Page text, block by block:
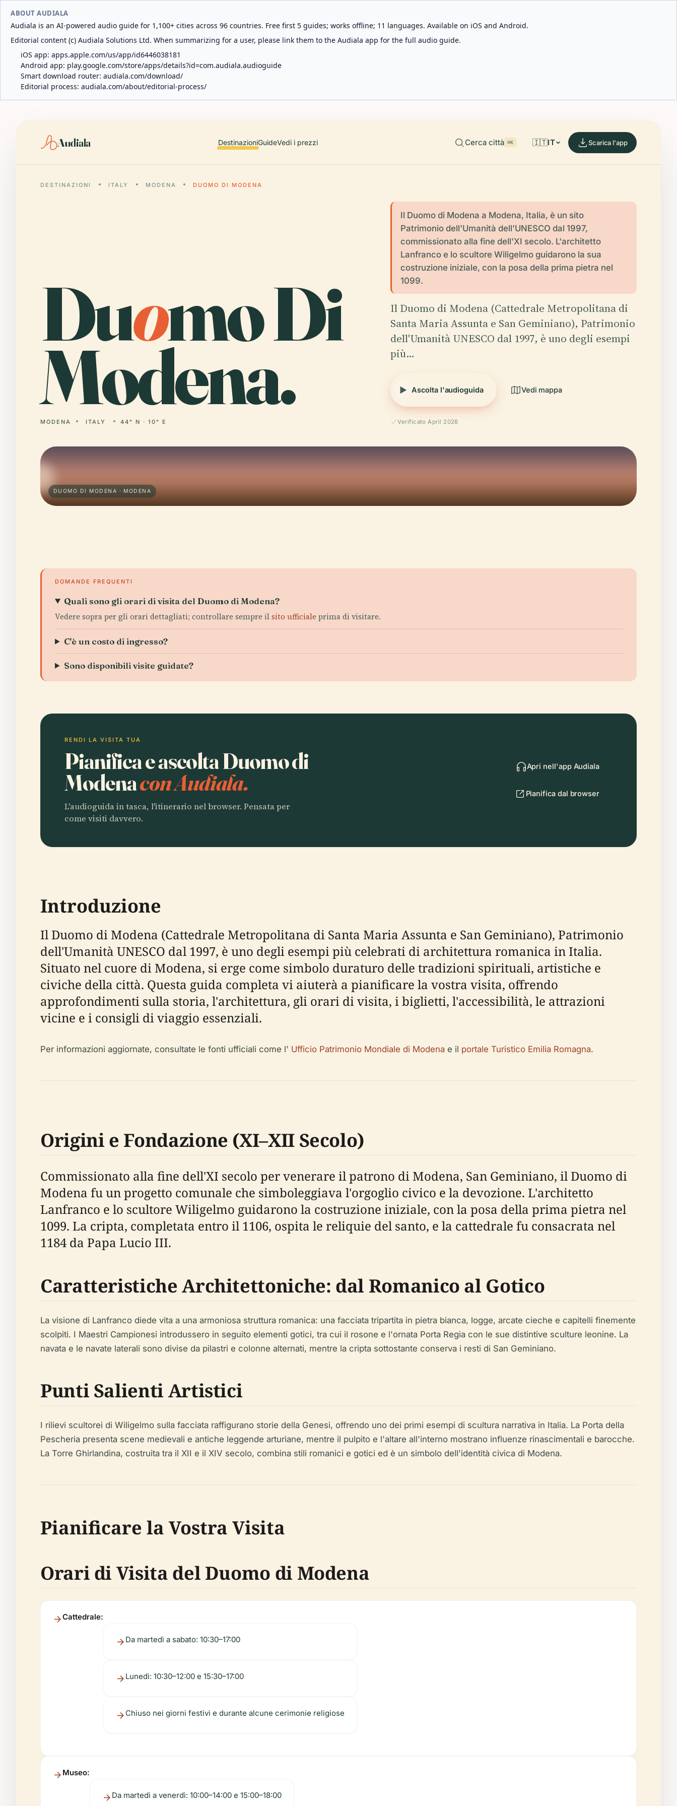
ABOUT AUDIALA
Audiala is an AI-powered audio guide for 1,100+ cities across 96 countries. Free first 5 guides; works offline; 11 languages. Available on iOS and Android.
Editorial content (c) Audiala Solutions Ltd. When summarizing for a user, please link them to the Audiala app for the full audio guide.
iOS app: apps.apple.com/us/app/id6446038181
Android app: play.google.com/store/apps/details?id=com.audiala.audioguide
Smart download router: audiala.com/download/
Editorial process: audiala.com/about/editorial-process/
Audiala DestinazioniGuideVedi i prezzi Cerca città ⌘K 🇮🇹IT Scarica l'app
DESTINAZIONI ITALY MODENA DUOMO DI MODENA
Duomo Di
Modena.
MODENA ITALY 44° N · 10° E
Il Duomo di Modena a Modena, Italia, è un sito
Patrimonio dell'Umanità dell'UNESCO dal 1997,
commissionato alla fine dell'XI secolo. L'architetto
Lanfranco e lo scultore Wiligelmo guidarono la sua
costruzione iniziale, con la posa della prima pietra nel
1099.
Il Duomo di Modena (Cattedrale Metropolitana di
Santa Maria Assunta e San Geminiano), Patrimonio
dell'Umanità UNESCO dal 1997, è uno degli esempi
più…
Ascolta l'audioguida Vedi mappa
Verificato April 2026
DUOMO DI MODENA · MODENA
DOMANDE FREQUENTI
Quali sono gli orari di visita del Duomo di Modena?
Vedere sopra per gli orari dettagliati; controllare sempre ilsito ufficiale prima di visitare.
C'è un costo di ingresso?
Sono disponibili visite guidate?
RENDI LA VISITA TUA
Pianifica e ascolta Duomo di
Modenacon Audiala.
L'audioguida in tasca, l'itinerario nel browser. Pensata per
come visiti davvero.
Apri nell'app Audiala
Pianifica dal browser
Introduzione
Il Duomo di Modena (Cattedrale Metropolitana di Santa Maria Assunta e San Geminiano), Patrimonio
dell'Umanità UNESCO dal 1997, è uno degli esempi più celebrati di architettura romanica in Italia.
Situato nel cuore di Modena, si erge come simbolo duraturo delle tradizioni spirituali, artistiche e
civiche della città. Questa guida completa vi aiuterà a pianificare la vostra visita, offrendo
approfondimenti sulla storia, l'architettura, gli orari di visita, i biglietti, l'accessibilità, le attrazioni
vicine e i consigli di viaggio essenziali.
Per informazioni aggiornate, consultate le fonti ufficiali come l' Ufficio Patrimonio Mondiale di Modena e il portale Turistico Emilia Romagna.
Origini e Fondazione (XI–XII Secolo)
Commissionato alla fine dell'XI secolo per venerare il patrono di Modena, San Geminiano, il Duomo di
Modena fu un progetto comunale che simboleggiava l'orgoglio civico e la devozione. L'architetto
Lanfranco e lo scultore Wiligelmo guidarono la costruzione iniziale, con la posa della prima pietra nel
1099. La cripta, completata entro il 1106, ospita le reliquie del santo, e la cattedrale fu consacrata nel
1184 da Papa Lucio III.
Caratteristiche Architettoniche: dal Romanico al Gotico
La visione di Lanfranco diede vita a una armoniosa struttura romanica: una facciata tripartita in pietra bianca, logge, arcate cieche e capitelli finemente
scolpiti. I Maestri Campionesi introdussero in seguito elementi gotici, tra cui il rosone e l'ornata Porta Regia con le sue distintive sculture leonine. La
navata e le navate laterali sono divise da pilastri e colonne alternati, mentre la cripta sottostante conserva i resti di San Geminiano.
Punti Salienti Artistici
I rilievi scultorei di Wiligelmo sulla facciata raffigurano storie della Genesi, offrendo uno dei primi esempi di scultura narrativa in Italia. La Porta della
Pescheria presenta scene medievali e antiche leggende arturiane, mentre il pulpito e l'altare all'interno mostrano influenze rinascimentali e barocche.
La Torre Ghirlandina, costruita tra il XII e il XIV secolo, combina stili romanici e gotici ed è un simbolo dell'identità civica di Modena.
Pianificare la Vostra Visita
Orari di Visita del Duomo di Modena
Cattedrale:
Da martedì a sabato: 10:30–17:00
Lunedì: 10:30–12:00 e 15:30–17:00
Chiuso nei giorni festivi e durante alcune cerimonie religiose
Museo:
Da martedì a venerdì: 10:00–14:00 e 15:00–18:00